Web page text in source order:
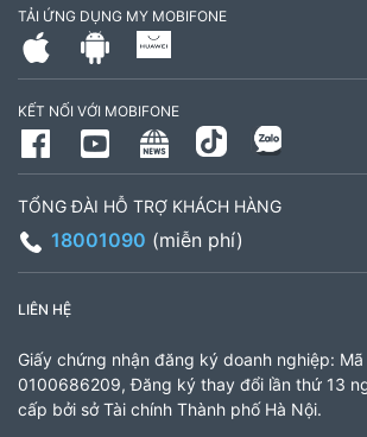
TẢI ỨNG DỤNG MY MOBIFONE
KẾT NỐI VỚI MOBIFONE
TỔNG ĐÀI HỖ TRỢ KHÁCH HÀNG
18001090 (miễn phí)
LIÊN HỆ
Giấy chứng nhận đăng ký doanh nghiệp:
0100686209, Đăng ký thay đổi lần thứ 13
cấp bởi sở Tài chính Thành phố Hà Nội.